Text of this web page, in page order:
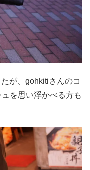
が、gohkitiさんのコ
を思い浮かべる方も